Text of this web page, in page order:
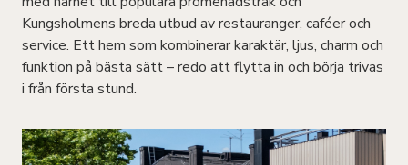
Kungsholmens breda utbud av restauranger, caféer och
service. Ett hem som kombinerar karaktär, ljus, charm och
funktion på bästa sätt – redo att flytta in och börja trivas
i från första stund.